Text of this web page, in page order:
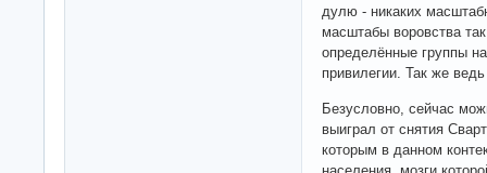
дулю - никаких
масштабы воровства
определённые группы
привилегии. Так же
Безусловно, сейчас
выиграл от снятия
которым в данном